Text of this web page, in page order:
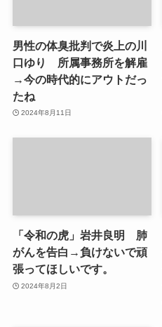
男性の体臭批判で炎上の川
口ゆり 所属事務所を解雇
→今の時代的にアウトだっ
たね
2024年8月11日
「令和の虎」岩井良明 肺
がんを告白→負けないで頑
張ってほしいです。
2024年8月2日